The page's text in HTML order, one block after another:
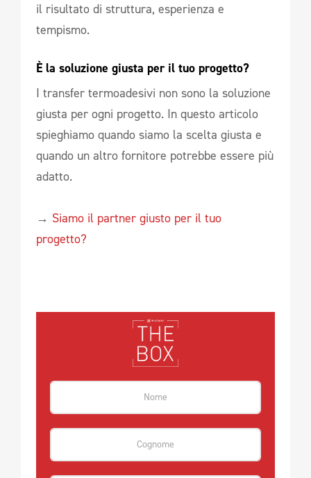
il risultato di struttura, esperienza e
tempismo.
È la soluzione giusta per il tuo progetto?
I transfer termoadesivi non sono la soluzione
giusta per ogni progetto. In questo articolo
spieghiamo quando siamo la scelta giusta e
quando un altro fornitore potrebbe essere più
adatto.
→ Siamo il partner giusto per il tuo
progetto?